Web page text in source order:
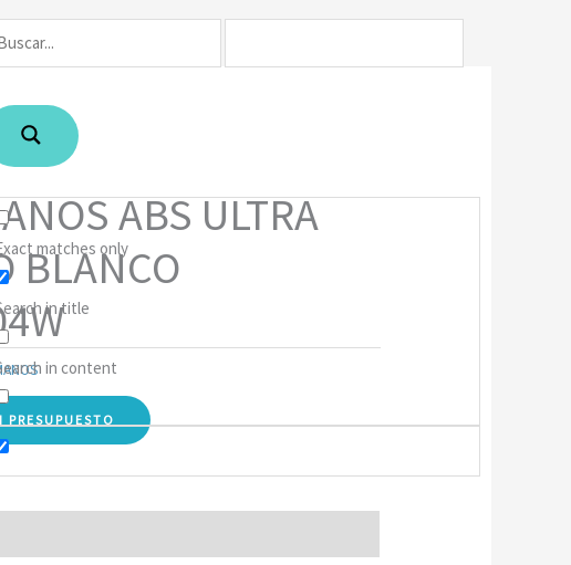
matches only
in title
in content
ABS ULTRA
BLANCO